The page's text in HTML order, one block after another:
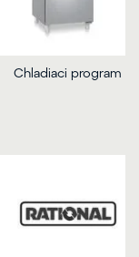
Chladiaci program